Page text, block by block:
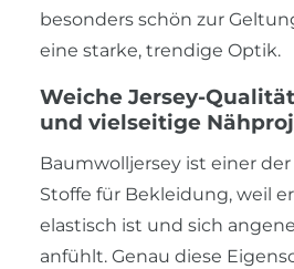
besonders schön zur
eine starke, trendige Optik.
Weiche Jersey-
und vielseitige
Baumwolljersey ist einer
Stoffe für Bekleidung, weil
elastisch ist und sich
anfühlt. Genau diese